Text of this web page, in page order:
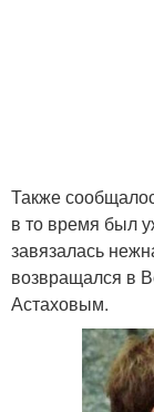
Также
в то время был
завязалась
возвращался в
Астаховым.